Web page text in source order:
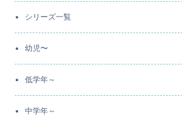
シリーズ一覧
幼児〜
低学年～
中学年～